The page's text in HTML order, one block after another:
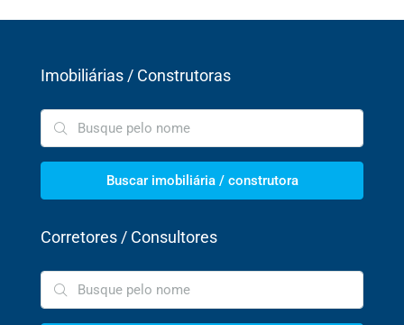
Imobiliárias / Construtoras
Buscar imobiliária / construtora
Corretores / Consultores